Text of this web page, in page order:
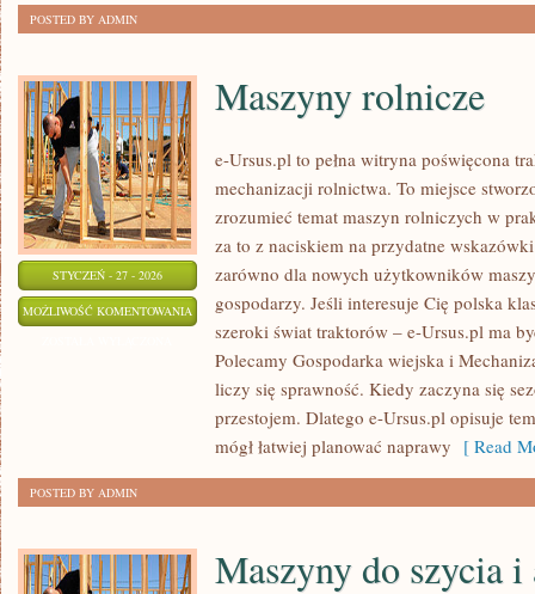
POSTED BY ADMIN
STYCZEŃ - 27 - 2026
MOŻLIWOŚĆ KOMENTOWANIA MASZYNY
ROLNICZE
Maszyny rolnicze
e-Ursus.pl to pełna witryna poświęcona
mechanizacji rolnictwa. To miejsce
zrozumieć temat maszyn rolniczych w
za to z naciskiem na przydatne
zarówno dla nowych użytkowników
gospodarzy. Jeśli interesuje Cię polska
szeroki świat traktorów – e-Ursus.pl ma
Polecamy Gospodarka wiejska i
liczy się sprawność. Kiedy zaczyna się
przestojem. Dlatego e-Ursus.pl opisuje
mógł łatwiej planować naprawy [ Read
POSTED BY ADMIN
Maszyny do szycia i